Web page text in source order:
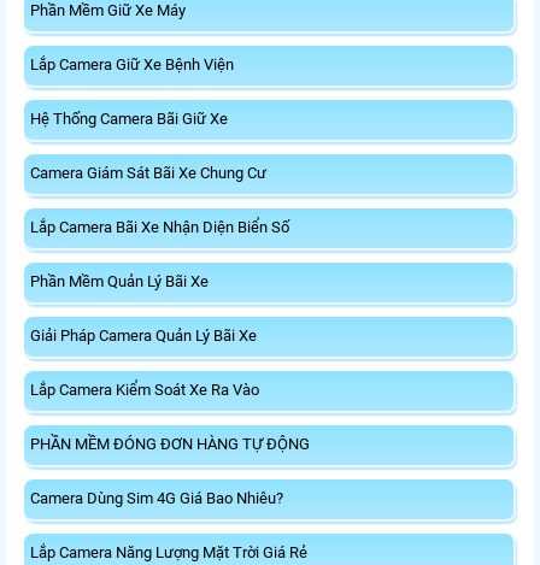
Phần Mềm Giữ Xe Máy
Lắp Camera Giữ Xe Bệnh Viện
Hệ Thống Camera Bãi Giữ Xe
Camera Giám Sát Bãi Xe Chung Cư
Lắp Camera Bãi Xe Nhận Diện Biển Số
Phần Mềm Quản Lý Bãi Xe
Giải Pháp Camera Quản Lý Bãi Xe
Lắp Camera Kiểm Soát Xe Ra Vào
PHẦN MỀM ĐÓNG ĐƠN HÀNG TỰ ĐỘNG
Camera Dùng Sim 4G Giá Bao Nhiêu?
Lắp Camera Năng Lượng Mặt Trời Giá Rẻ